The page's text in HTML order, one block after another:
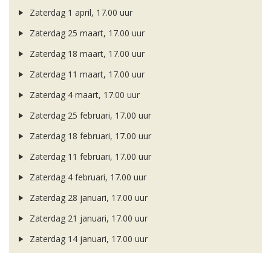
Zaterdag 1 april, 17.00 uur
Zaterdag 25 maart, 17.00 uur
Zaterdag 18 maart, 17.00 uur
Zaterdag 11 maart, 17.00 uur
Zaterdag 4 maart, 17.00 uur
Zaterdag 25 februari, 17.00 uur
Zaterdag 18 februari, 17.00 uur
Zaterdag 11 februari, 17.00 uur
Zaterdag 4 februari, 17.00 uur
Zaterdag 28 januari, 17.00 uur
Zaterdag 21 januari, 17.00 uur
Zaterdag 14 januari, 17.00 uur